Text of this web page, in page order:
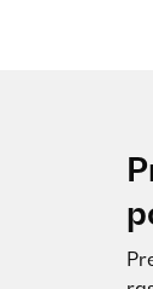
er verspricht
Sonne war.